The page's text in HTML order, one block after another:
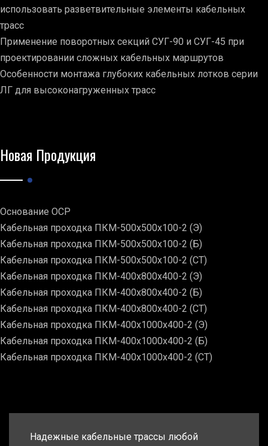
использовать разветвительные элементы кабельных
трасс
Применение поворотных секций СУГ-90 и СУГ-45 при
проектировании сложных кабельных маршрутов
Особенности монтажа глубоких кабельных лотков серии
ЛГ для высоконагруженных трасс
Новая Продукция
Основание ОСР
Кабельная проходка ПКМ-500х500х100-2 (Э)
Кабельная проходка ПКМ-500х500х100-2 (Б)
Кабельная проходка ПКМ-500х500х100-2 (СТ)
Кабельная проходка ПКМ-400х800х400-2 (Э)
Кабельная проходка ПКМ-400х800х400-2 (Б)
Кабельная проходка ПКМ-400х800х400-2 (СТ)
Кабельная проходка ПКМ-400х1000х400-2 (Э)
Кабельная проходка ПКМ-400х1000х400-2 (Б)
Кабельная проходка ПКМ-400х1000х400-2 (СТ)
Надежные кабельные трассы любой